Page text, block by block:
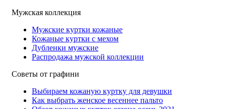
Мужская коллекция
Мужские куртки кожаные
Кожаные куртки с мехом
Дубленки мужские
Распродажа мужской коллекции
Советы от графини
Выбираем кожаную куртку для девушки
Как выбрать женское весеннее пальто